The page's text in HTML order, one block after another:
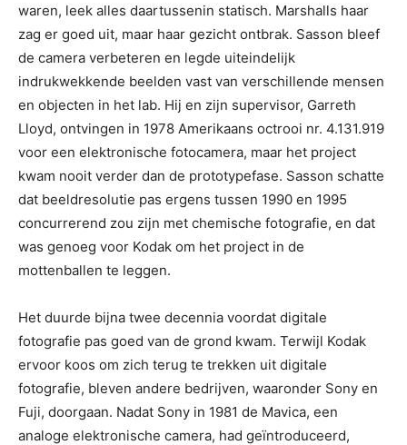
waren, leek alles daartussenin statisch. Marshalls haar
zag er goed uit, maar haar gezicht ontbrak. Sasson bleef
de camera verbeteren en legde uiteindelijk
indrukwekkende beelden vast van verschillende mensen
en objecten in het lab. Hij en zijn supervisor, Garreth
Lloyd, ontvingen in 1978 Amerikaans octrooi nr. 4.131.919
voor een elektronische fotocamera, maar het project
kwam nooit verder dan de prototypefase. Sasson schatte
dat beeldresolutie pas ergens tussen 1990 en 1995
concurrerend zou zijn met chemische fotografie, en dat
was genoeg voor Kodak om het project in de
mottenballen te leggen.
Het duurde bijna twee decennia voordat digitale
fotografie pas goed van de grond kwam. Terwijl Kodak
ervoor koos om zich terug te trekken uit digitale
fotografie, bleven andere bedrijven, waaronder Sony en
Fuji, doorgaan. Nadat Sony in 1981 de Mavica, een
analoge elektronische camera, had geïntroduceerd,